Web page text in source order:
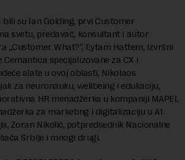
su Ian Golding, prvi Customer
svetu, predavač, konsultant i autor
„Customer What?“, Eytam Hattem, izvršni
specijalizovane za CX i
alate u ovoj oblasti, Nikolaos
za neuronauku, wellbeing i edukaciju,
HR menadžerka u kompaniji MAPEI,
za marketing i digitalizaciju u A1
Zoran Nikolić, potpredsednik Nacionalne
Srbije i mnogi drugi.